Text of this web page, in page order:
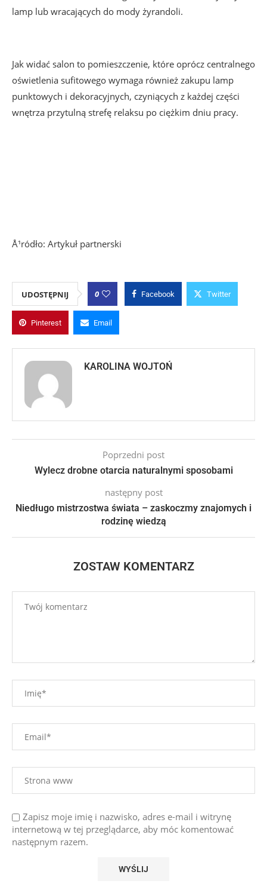
lamp lub wracających do mody żyrandoli.
Jak widać salon to pomieszczenie, które oprócz centralnego
oświetlenia sufitowego wymaga również zakupu lamp
punktowych i dekoracyjnych, czyniących z każdej części
wnętrza przytulną strefę relaksu po ciężkim dniu pracy.
Å¹ródło: Artykuł partnerski
UDOSTĘPNIJ 0 Facebook Twitter
Pinterest Email
KAROLINA WOJTOŃ
Poprzedni post
Wylecz drobne otarcia naturalnymi sposobami
następny post
Niedługo mistrzostwa świata – zaskoczmy znajomych i
rodzinę wiedzą
ZOSTAW KOMENTARZ
Zapisz moje imię i nazwisko, adres e-mail i witrynę
internetową w tej przeglądarce, aby móc komentować
następnym razem.